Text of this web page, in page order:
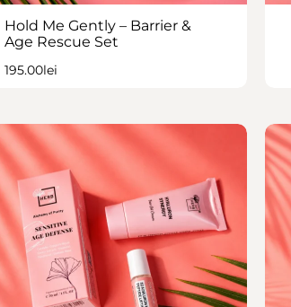
Hold Me Gently – Barrier &
Age Rescue Set
195.00lei